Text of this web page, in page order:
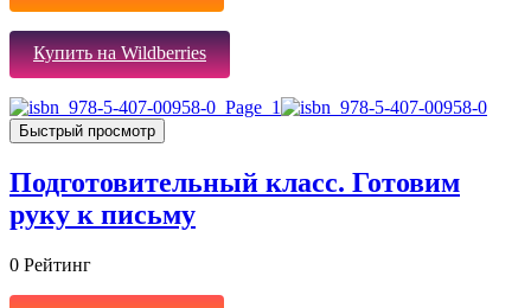
Купить на Wildberries
Быстрый просмотр
Подготовительный класс. Готовим
руку к письму
0 Рейтинг